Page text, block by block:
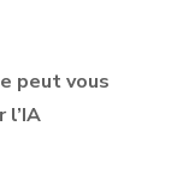
peut vous
l’IA